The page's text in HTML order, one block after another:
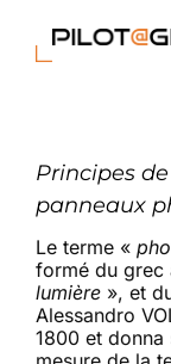
contenu
Entreprise
Actualités
Contact
Principes
panneaux
Le terme «
formé du grec
lumière », et
Alessandro
1800 et donna